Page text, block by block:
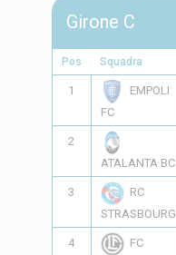
Girone C
Pos Squadra
1
EMPOLI
FC
2
ATALANTA BC
3
RC
STRASBOURG
4
FC